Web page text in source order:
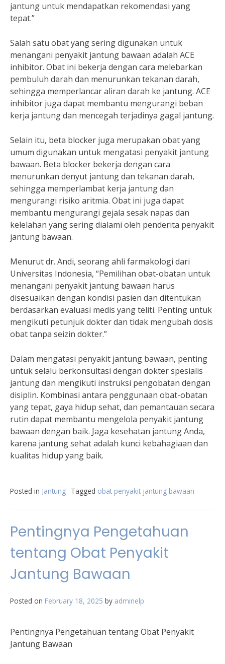
jantung untuk mendapatkan rekomendasi yang
tepat.”
Salah satu obat yang sering digunakan untuk
menangani penyakit jantung bawaan adalah ACE
inhibitor. Obat ini bekerja dengan cara melebarkan
pembuluh darah dan menurunkan tekanan darah,
sehingga memperlancar aliran darah ke jantung. ACE
inhibitor juga dapat membantu mengurangi beban
kerja jantung dan mencegah terjadinya gagal jantung.
Selain itu, beta blocker juga merupakan obat yang
umum digunakan untuk mengatasi penyakit jantung
bawaan. Beta blocker bekerja dengan cara
menurunkan denyut jantung dan tekanan darah,
sehingga memperlambat kerja jantung dan
mengurangi risiko aritmia. Obat ini juga dapat
membantu mengurangi gejala sesak napas dan
kelelahan yang sering dialami oleh penderita penyakit
jantung bawaan.
Menurut dr. Andi, seorang ahli farmakologi dari
Universitas Indonesia, “Pemilihan obat-obatan untuk
menangani penyakit jantung bawaan harus
disesuaikan dengan kondisi pasien dan ditentukan
berdasarkan evaluasi medis yang teliti. Penting untuk
mengikuti petunjuk dokter dan tidak mengubah dosis
obat tanpa seizin dokter.”
Dalam mengatasi penyakit jantung bawaan, penting
untuk selalu berkonsultasi dengan dokter spesialis
jantung dan mengikuti instruksi pengobatan dengan
disiplin. Kombinasi antara penggunaan obat-obatan
yang tepat, gaya hidup sehat, dan pemantauan secara
rutin dapat membantu mengelola penyakit jantung
bawaan dengan baik. Jaga kesehatan jantung Anda,
karena jantung sehat adalah kunci kebahagiaan dan
kualitas hidup yang baik.
Posted in Jantung Tagged obat penyakit jantung bawaan
Pentingnya Pengetahuan
tentang Obat Penyakit
Jantung Bawaan
Posted on February 18, 2025 by adminelp
Pentingnya Pengetahuan tentang Obat Penyakit
Jantung Bawaan